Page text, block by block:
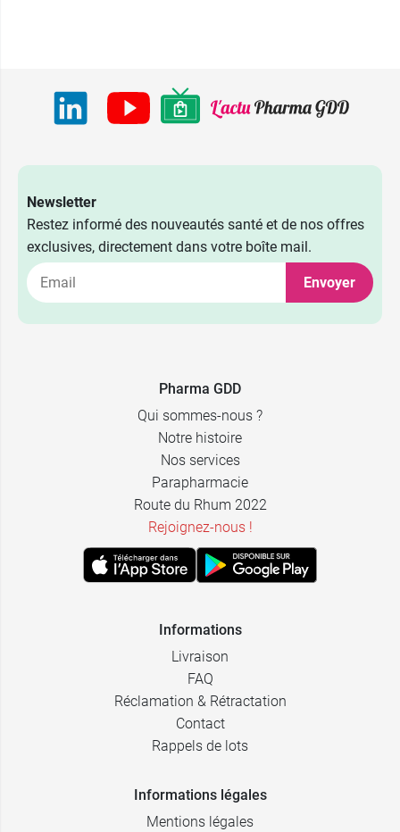
Newsletter
Restez informé des nouveautés santé et de nos offres
exclusives, directement dans votre boîte mail.
Envoyer
Pharma GDD
Qui sommes-nous ?
Notre histoire
Nos services
Parapharmacie
Route du Rhum 2022
Rejoignez-nous !
Informations
Livraison
FAQ
Réclamation & Rétractation
Contact
Rappels de lots
Informations légales
Mentions légales